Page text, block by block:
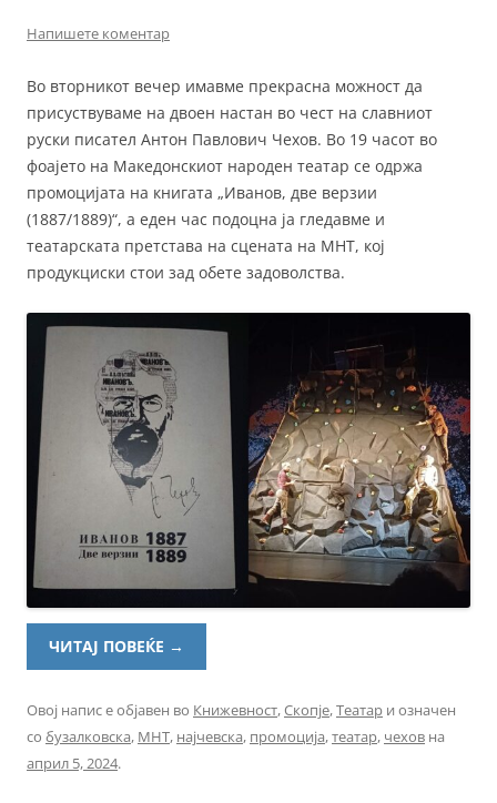
Напишете коментар
Во вторникот вечер имавме прекрасна можност да
присуствуваме на двоен настан во чест на славниот
руски писател Антон Павлович Чехов. Во 19 часот во
фоајето на Македонскиот народен театар се одржа
промоцијата на книгата „Иванов, две верзии
(1887/1889)“, а еден час подоцна ja гледавме и
театарската претстава на сцената на МНТ, кој
продукциски стои зад обете задоволства.
ЧИТАЈ ПОВЕЌЕ →
Овој напис е објавен во Книжевност,Скопје,Театар и означен
со бузалковска, МНТ, најчевска, промоција,театар, чехов на
април 5, 2024.